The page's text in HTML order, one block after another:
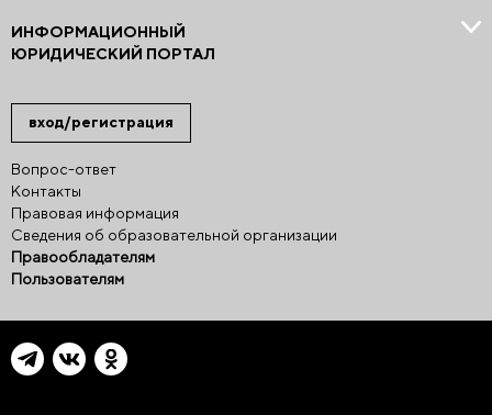
вход/регистрация
Вопрос-ответ
Контакты
Правовая информация
Сведения об образовательной организации
Правообладателям
Пользователям
ИНФОРМАЦИОННЫЙ
ЮРИДИЧЕСКИЙ ПОРТАЛ